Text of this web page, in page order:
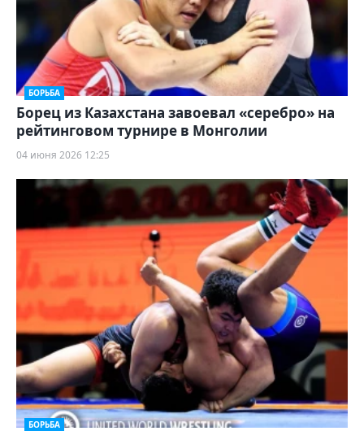
БОРЬБА
Борец из Казахстана завоевал «серебро» на
рейтинговом турнире в Монголии
04 июня 2026 12:25
БОРЬБА